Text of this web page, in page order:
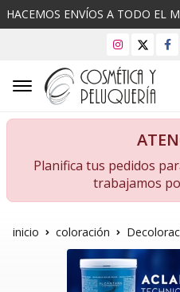
HACEMOS ENVÍOS A TODO EL
Planifica tus pedidos
trabajamos
inicio coloración